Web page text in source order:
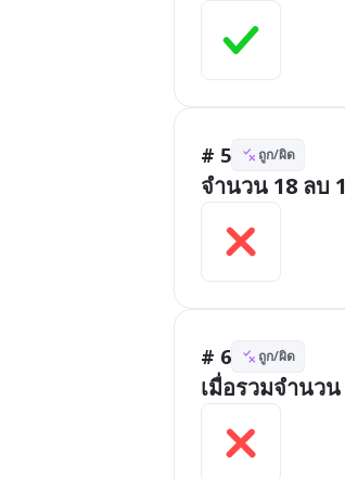
# 5 ถูก/ผิด
จำนวน 18 ลบ
# 6 ถูก/ผิด
เมื่อรวมจำนว